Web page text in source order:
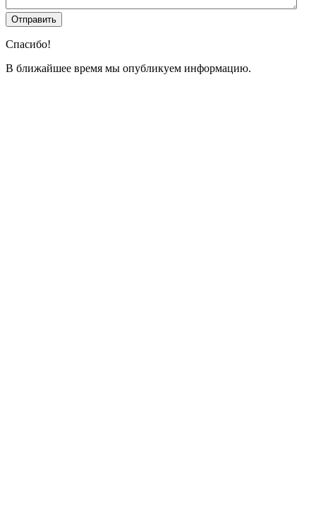
Спасибо!
В ближайшее время мы опубликуем информацию.